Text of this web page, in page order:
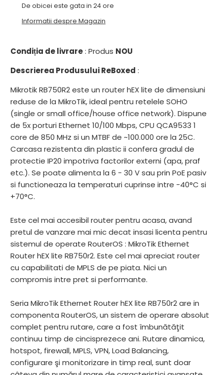
De obicei este gata in 24 ore
Informatii despre Magazin
Condiția de livrare: Produs NOU
Descrierea Produsului ReBoxed :
Mikrotik RB750R2 este un router hEX lite de dimensiuni
reduse de la MikroTik, ideal pentru retelele SOHO
(single or small office/house office network). Dispune
de 5x porturi Ethernet 10/100 Mbps, CPU QCA9533 1
core de 850 MHz si un MTBF de ~100.000 ore la 25C.
Carcasa rezistenta din plastic ii confera gradul de
protectie IP20 impotriva factorilor externi (apa, praf
etc.). Se poate alimenta la 6 - 30 V sau prin PoE pasiv
si functioneaza la temperaturi cuprinse intre -40°C si
+70°C.
Este cel mai accesibil router pentru acasa, avand
pretul de vanzare mai mic decat insasi licenta pentru
sistemul de operate RouterOS : MikroTik Ethernet
Router hEX lite RB750r2. Este cel mai apreciat router
cu capabilitati de MPLS de pe piata. Nici un
compromis intre pret si performante.
Seria MikroTik Ethernet Router hEX lite RB750r2 are in
componenta RouterOS, un sistem de operare absolut
complet pentru rutare, care a fost îmbunătăţit
continuu timp de cincisprezece ani. Rutare dinamica,
hotspot, firewall, MPLS, VPN, Load Balancing,
configurare şi monitorizare in timp real, sunt doar